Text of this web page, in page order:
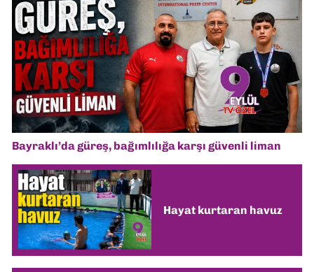
Bayraklı’da güreş, bağımlılığa karşı güvenli liman
Hayat kurtaran havuz